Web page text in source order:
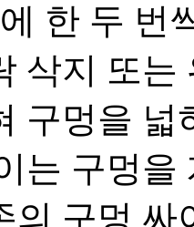
한 두 번
삭지 또
구멍을 넓
는 구멍을
의 구멍